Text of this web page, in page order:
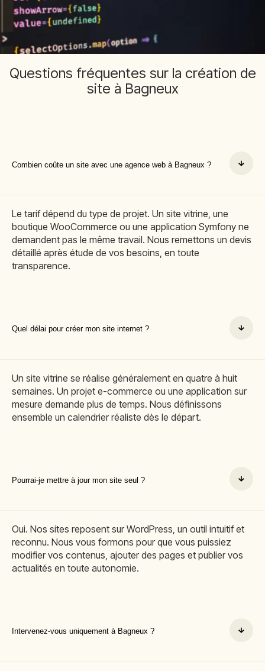
Questions fréquentes sur la création de
site à Bagneux
Combien coûte un site avec une agence web à Bagneux ?
Le tarif dépend du type de projet. Un site vitrine, une
boutique WooCommerce ou une application Symfony ne
demandent pas le même travail. Nous remettons un devis
détaillé après étude de vos besoins, en toute
transparence.
Quel délai pour créer mon site internet ?
Un site vitrine se réalise généralement en quatre à huit
semaines. Un projet e-commerce ou une application sur
mesure demande plus de temps. Nous définissons
ensemble un calendrier réaliste dès le départ.
Pourrai-je mettre à jour mon site seul ?
Oui. Nos sites reposent sur WordPress, un outil intuitif et
reconnu. Nous vous formons pour que vous puissiez
modifier vos contenus, ajouter des pages et publier vos
actualités en toute autonomie.
Intervenez-vous uniquement à Bagneux ?